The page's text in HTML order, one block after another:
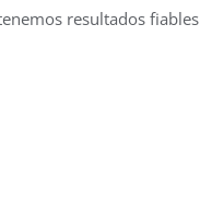
resultados fiables